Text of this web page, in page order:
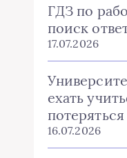
ГДЗ по
поиск
17.07.2026
ехать
16.07.2026